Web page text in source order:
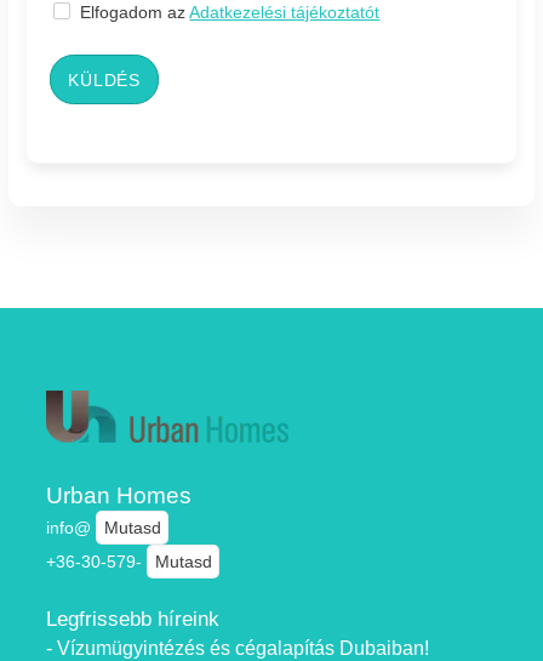
Elfogadom azAdatkezelési tájékoztatót
KÜLDÉS
Urban Homes
info@
Mutasd
+36-30-579-
Mutasd
Legfrissebb híreink
- Vízumügyintézés és cégalapítás Dubaiban!